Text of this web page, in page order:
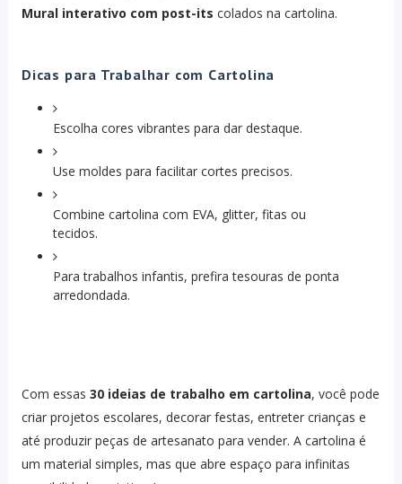
Mural interativo com post-its colados na cartolina.
Dicas para Trabalhar com Cartolina
Escolha cores vibrantes para dar destaque.
Use moldes para facilitar cortes precisos.
Combine cartolina com EVA, glitter, fitas ou
tecidos.
Para trabalhos infantis, prefira tesouras de ponta
arredondada.
Com essas 30 ideias de trabalho em cartolina, você pode
criar projetos escolares, decorar festas, entreter crianças e
até produzir peças de artesanato para vender. A cartolina é
um material simples, mas que abre espaço para infinitas